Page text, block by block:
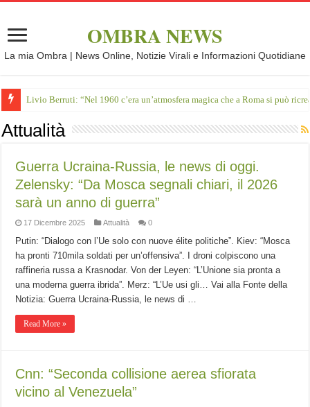
OMBRA NEWS
La mia Ombra | News Online, Notizie Virali e Informazioni Quotidiane
Livio Berruti: “Nel 1960 c’era un’atmosfera magica che a Roma si può
Attualità
Guerra Ucraina-Russia, le news di oggi.
Zelensky: “Da Mosca segnali chiari, il 2026
sarà un anno di guerra”
17 Dicembre 2025 Attualità 0
Putin: “Dialogo con l’Ue solo con nuove élite politiche”. Kiev: “Mosca
ha pronti 710mila soldati per un’offensiva”. I droni colpiscono una
raffineria russa a Krasnodar. Von der Leyen: “L’Unione sia pronta a
una moderna guerra ibrida”. Merz: “L’Ue usi gli… Vai alla Fonte della
Notizia: Guerra Ucraina-Russia, le news di …
Read More »
Cnn: “Seconda collisione aerea sfiorata
vicino al Venezuela”